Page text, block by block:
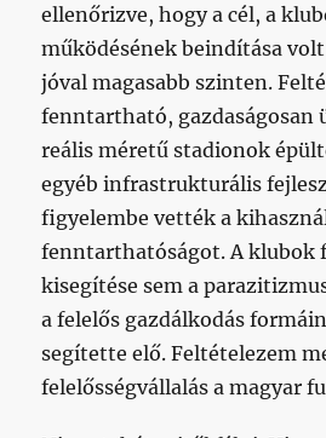
ellenőrizve, hogy a cél, a
működésének beindítása
jóval magasabb szinten.
fenntartható, gazdaságosan
reális méretű stadionok
egyéb infrastrukturális
figyelembe vették a
fenntarthatóságot. A klubok
kisegítése sem a
a felelős gazdálkodás
segítette elő. Feltételezem
felelősségvállalás a magyar